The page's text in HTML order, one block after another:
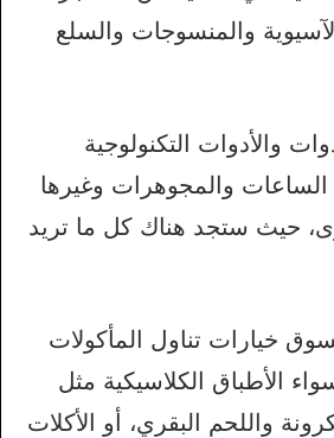
والمنسوجات والسلع
والأدوات التكنولوجية
والمجوهرات وغيرها
حيث ستجد هناك كل ما تريد
خيارات تناول المأكولات
سواء الأطباق الكلاسيكية مثل
واللحم البقري، أو الأكلات